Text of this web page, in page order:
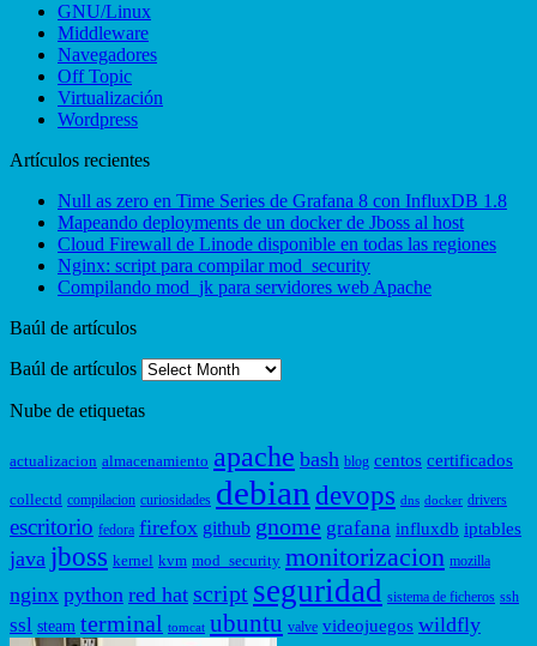
GNU/Linux
Middleware
Navegadores
Off Topic
Virtualización
Wordpress
Artículos recientes
Null as zero en Time Series de Grafana 8 con InfluxDB 1.8
Mapeando deployments de un docker de Jboss al host
Cloud Firewall de Linode disponible en todas las regiones
Nginx: script para compilar mod_security
Compilando mod_jk para servidores web Apache
Baúl de artículos
Baúl de artículos
Nube de etiquetas
actualizacion almacenamiento apache bash blog centos certificados
collectd compilacion curiosidades debian devops dns docker drivers
escritorio fedora firefox github gnome grafana influxdb iptables
java jboss kernel kvm mod_security monitorizacion mozilla
nginx python red hat script seguridad sistema de ficheros ssh
ssl steam terminal tomcat ubuntu valve videojuegos wildfly